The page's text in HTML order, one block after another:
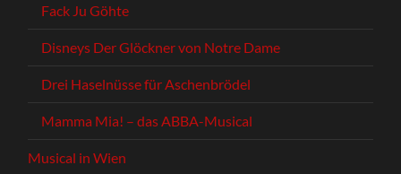
Fack Ju Göhte
Disneys Der Glöckner von Notre Dame
Drei Haselnüsse für Aschenbrödel
Mamma Mia! – das ABBA-Musical
Musical in Wien